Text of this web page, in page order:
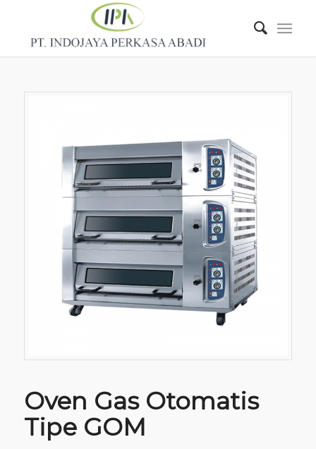
Oven Gas Otomatis
Tipe GOM